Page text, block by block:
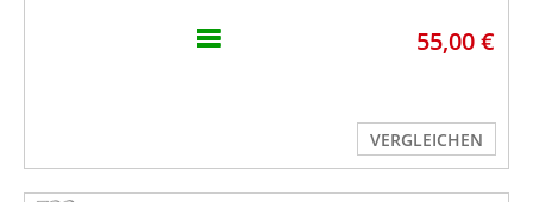
55,00 €
VERGLEICHEN